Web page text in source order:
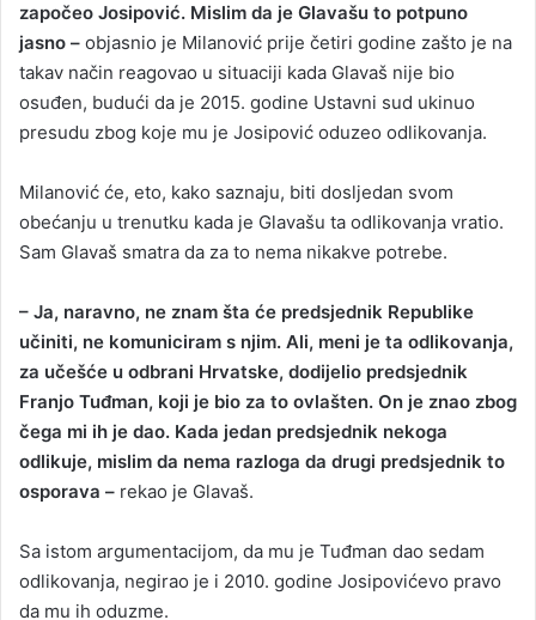
započeo Josipović. Mislim da je Glavašu to potpuno
jasno – objasnio je Milanović prije četiri godine zašto je na
takav način reagovao u situaciji kada Glavaš nije bio
osuđen, budući da je 2015. godine Ustavni sud ukinuo
presudu zbog koje mu je Josipović oduzeo odlikovanja.
Milanović će, eto, kako saznaju, biti dosljedan svom
obećanju u trenutku kada je Glavašu ta odlikovanja vratio.
Sam Glavaš smatra da za to nema nikakve potrebe.
– Ja, naravno, ne znam šta će predsjednik Republike
učiniti, ne komuniciram s njim. Ali, meni je ta odlikovanja,
za učešće u odbrani Hrvatske, dodijelio predsjednik
Franjo Tuđman, koji je bio za to ovlašten. On je znao zbog
čega mi ih je dao. Kada jedan predsjednik nekoga
odlikuje, mislim da nema razloga da drugi predsjednik to
osporava – rekao je Glavaš.
Sa istom argumentacijom, da mu je Tuđman dao sedam
odlikovanja, negirao je i 2010. godine Josipovićevo pravo
da mu ih oduzme.